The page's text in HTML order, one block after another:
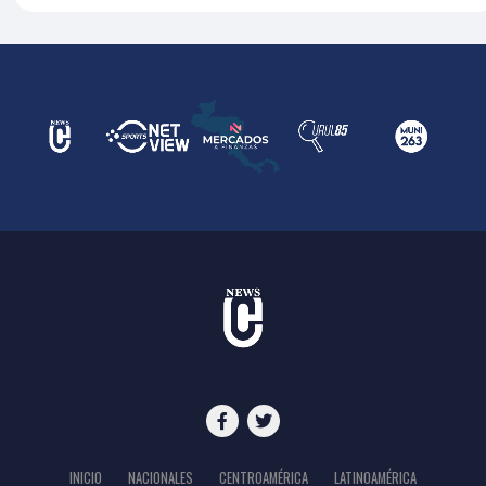
INICIO NACIONALES CENTROAMÉRICA LATINOAMÉRICA